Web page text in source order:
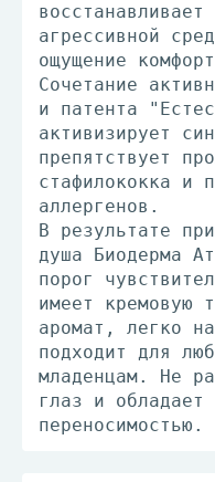
агрессивной
ощущение
Сочетание
и патента
активизирует
препятствует
стафилококка и
аллергенов.
В результате
душа Биодерма
порог
имеет кремовую
аромат, легко
подходит для
младенцам. Не
глаз и обладает
переносимостью.